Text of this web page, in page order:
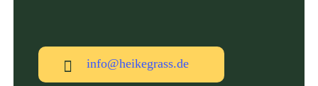
info@heikegrass.de